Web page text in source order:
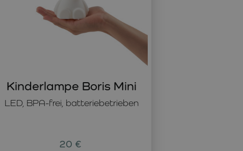
LED, BPA-frei, batteriebetrieben
Kinderlampe Boris Mini
20 €